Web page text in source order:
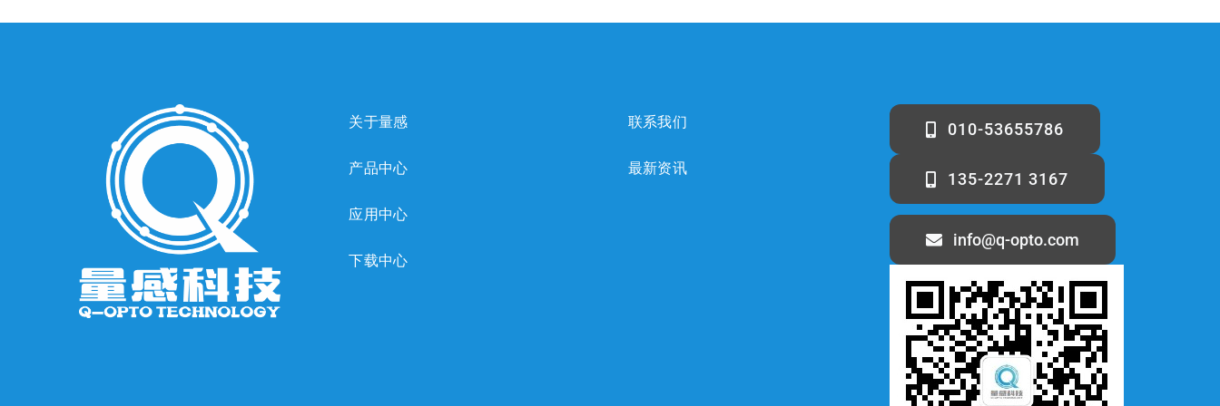
关于量感
产品中心
应用中心
下载中心
联系我们
最新资讯
010-53655786
135-2271 3167
info@q-opto.com